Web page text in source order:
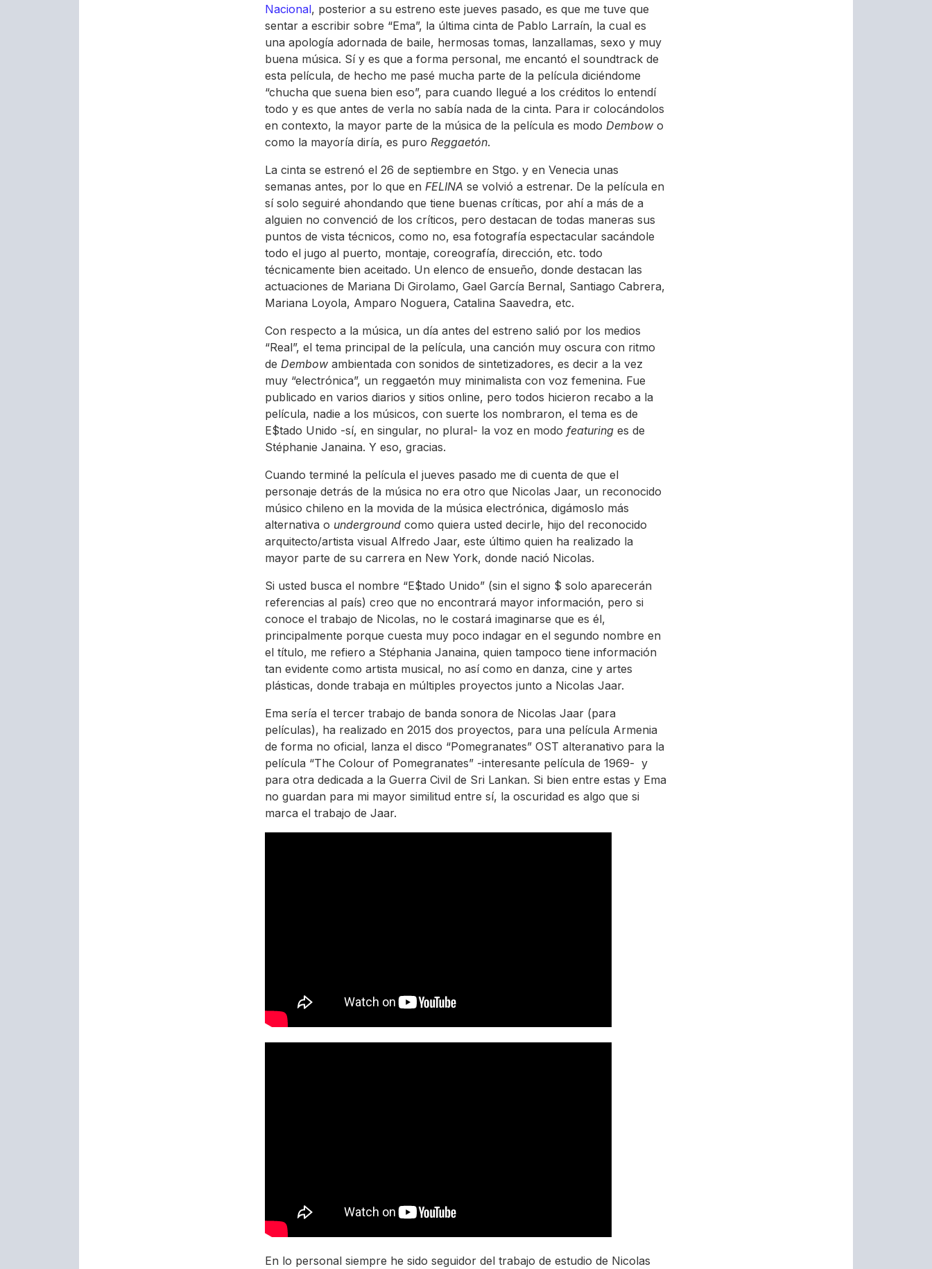
Nacional, posterior a su estreno este jueves pasado, es que me tuve que
sentar a escribir sobre “Ema”, la última cinta de Pablo Larraín, la cual es
una apología adornada de baile, hermosas tomas, lanzallamas, sexo y muy
buena música. Sí y es que a forma personal, me encantó el soundtrack de
esta película, de hecho me pasé mucha parte de la película diciéndome
“chucha que suena bien eso”, para cuando llegué a los créditos lo entendí
todo y es que antes de verla no sabía nada de la cinta. Para ir colocándolos
en contexto, la mayor parte de la música de la película es modo Dembow o
como la mayoría diría, es puro Reggaetón.
La cinta se estrenó el 26 de septiembre en Stgo. y en Venecia unas
semanas antes, por lo que en FELINA se volvió a estrenar. De la película en
sí solo seguiré ahondando que tiene buenas críticas, por ahí a más de a
alguien no convenció de los críticos, pero destacan de todas maneras sus
puntos de vista técnicos, como no, esa fotografía espectacular sacándole
todo el jugo al puerto, montaje, coreografía, dirección, etc. todo
técnicamente bien aceitado. Un elenco de ensueño, donde destacan las
actuaciones de Mariana Di Girolamo, Gael García Bernal, Santiago Cabrera,
Mariana Loyola, Amparo Noguera, Catalina Saavedra, etc.
Con respecto a la música, un día antes del estreno salió por los medios
“Real”, el tema principal de la película, una canción muy oscura con ritmo
de Dembow ambientada con sonidos de sintetizadores, es decir a la vez
muy “electrónica”, un reggaetón muy minimalista con voz femenina. Fue
publicado en varios diarios y sitios online, pero todos hicieron recabo a la
película, nadie a los músicos, con suerte los nombraron, el tema es de
E$tado Unido -sí, en singular, no plural- la voz en modo featuring es de
Stéphanie Janaina. Y eso, gracias.
Cuando terminé la película el jueves pasado me di cuenta de que el
personaje detrás de la música no era otro que Nicolas Jaar, un reconocido
músico chileno en la movida de la música electrónica, digámoslo más
alternativa o underground como quiera usted decirle, hijo del reconocido
arquitecto/artista visual Alfredo Jaar, este último quien ha realizado la
mayor parte de su carrera en New York, donde nació Nicolas.
Si usted busca el nombre “E$tado Unido” (sin el signo $ solo aparecerán
referencias al país) creo que no encontrará mayor información, pero si
conoce el trabajo de Nicolas, no le costará imaginarse que es él,
principalmente porque cuesta muy poco indagar en el segundo nombre en
el título, me refiero a Stéphania Janaina, quien tampoco tiene información
tan evidente como artista musical, no así como en danza, cine y artes
plásticas, donde trabaja en múltiples proyectos junto a Nicolas Jaar.
Ema sería el tercer trabajo de banda sonora de Nicolas Jaar (para
películas), ha realizado en 2015 dos proyectos, para una película Armenia
de forma no oficial, lanza el disco “Pomegranates” OST alteranativo para la
película “The Colour of Pomegranates” -interesante película de 1969- y
para otra dedicada a la Guerra Civil de Sri Lankan. Si bien entre estas y Ema
no guardan para mi mayor similitud entre sí, la oscuridad es algo que si
marca el trabajo de Jaar.
En lo personal siempre he sido seguidor del trabajo de estudio de Nicolas